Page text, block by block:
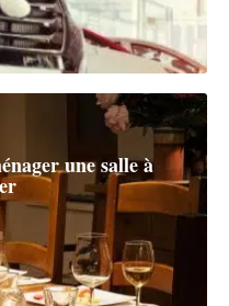
une salle à